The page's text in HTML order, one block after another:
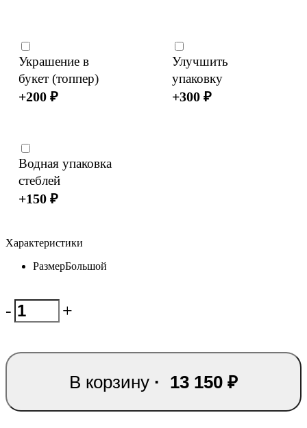
Украшение в
букет (топпер)
+200₽
Улучшить
упаковку
+300₽
Водная упаковка
стеблей
+150₽
Характеристики
РазмерБольшой
- +
В корзину · 13 150 ₽